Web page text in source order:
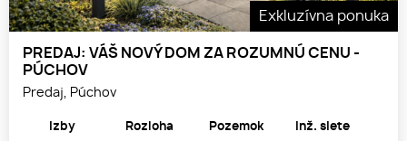
Exkluzívna ponuka
PREDAJ: VÁŠ NOVÝ DOM ZA ROZUMNÚ CENU -
PÚCHOV
Predaj, Púchov
Izby
Rozloha
Pozemok
Inž. siete